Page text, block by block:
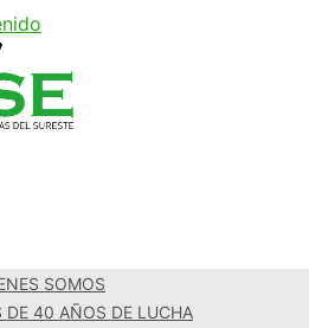
SOMOS
DE 40 AÑOS DE LUCHA